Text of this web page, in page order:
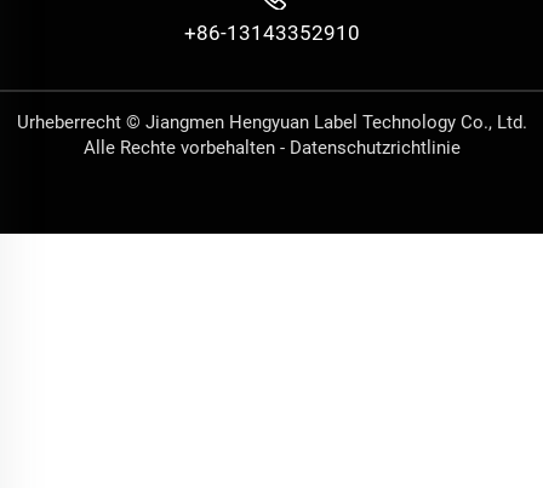
+86-13143352910
Urheberrecht © Jiangmen Hengyuan Label Technology Co., Ltd.
Alle Rechte vorbehalten - Datenschutzrichtlinie